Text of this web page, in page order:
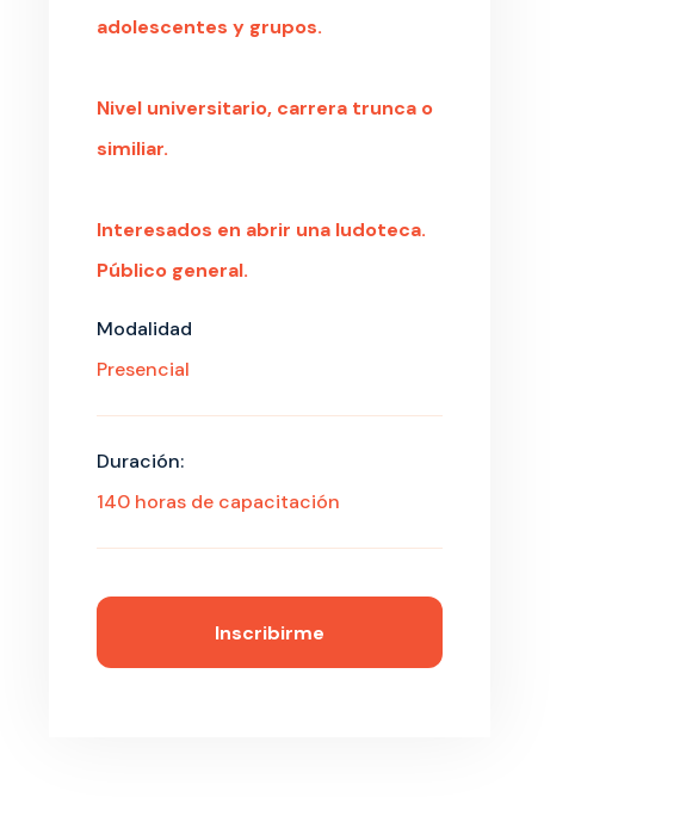
adolescentes y grupos.
Nivel universitario, carrera trunca o
similiar.
Interesados en abrir una ludoteca.
Público general.
Modalidad
Presencial
Duración:
140 horas de capacitación
Inscribirme